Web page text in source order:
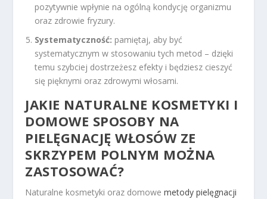
pozytywnie wpłynie na ogólną kondycję organizmu
oraz zdrowie fryzury.
Systematyczność: pamiętaj, aby być
systematycznym w stosowaniu tych metod – dzięki
temu szybciej dostrzeżesz efekty i będziesz cieszyć
się pięknymi oraz zdrowymi włosami.
JAKIE NATURALNE KOSMETYKI I
DOMOWE SPOSOBY NA
PIELĘGNACJĘ WŁOSÓW ZE
SKRZYPEM POLNYM MOŻNA
ZASTOSOWAĆ?
Naturalne kosmetyki oraz domowemetody pielęgnacji